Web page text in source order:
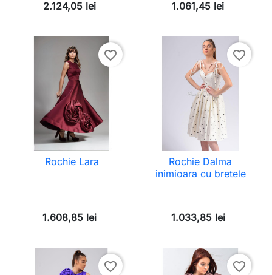
2.124,05 lei 1.061,45 lei
favorite_border
Rochie Lara
1.608,85 lei
favorite_border
Rochie Dalma
inimioara cu bretele
1.033,85 lei
favorite_border favorite_border